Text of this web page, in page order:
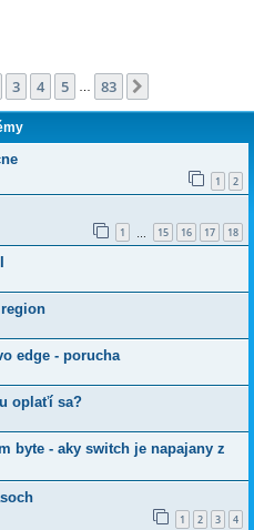
z83
3 4 5 83
1 2
1 15 16 17 18
edge - porucha
oplaťí sa?
byte - aky switch je napajany z
1 2 3 4